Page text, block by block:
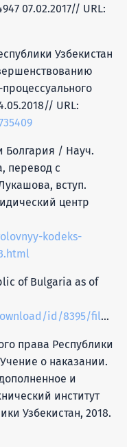
07.02.2017// URL:
Узбекистан
URL:
Болгария / Науч.
перевод с
вступ.
центр
kodeks-
of Bulgaria as of
права Республики
о наказании.
и
институт
Узбекистан, 2018.